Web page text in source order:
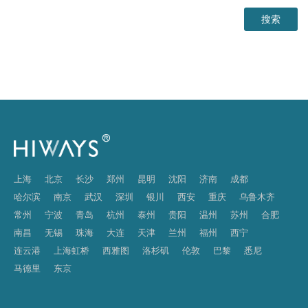
上海 北京 长沙 郑州 昆明 沈阳 济南
成都
哈尔滨
南京 武汉 深圳 银川 西安 重庆
乌鲁木齐
常州
宁波 青岛 杭州 泰州 贵阳 温州 苏州
合肥
南昌
无锡 珠海 大连 天津 兰州 福州
西宁
连云港
上海虹桥 西雅图 洛杉矶 伦敦 巴黎
悉尼
马德里
东京